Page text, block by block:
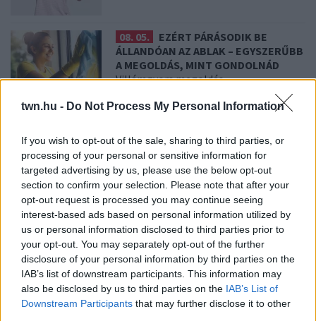
twn.hu - Do Not Process My Personal Information
If you wish to opt-out of the sale, sharing to third parties, or
processing of your personal or sensitive information for
targeted advertising by us, please use the below opt-out
section to confirm your selection. Please note that after your
opt-out request is processed you may continue seeing
interest-based ads based on personal information utilized by
us or personal information disclosed to third parties prior to
your opt-out. You may separately opt-out of the further
disclosure of your personal information by third parties on the
IAB’s list of downstream participants. This information may
also be disclosed by us to third parties on the IAB’s List of
Downstream Participants that may further disclose it to other
08. 05.
EZÉRT PÁRÁSODIK BE
ÁLLANDÓAN AZ ABLAK – EGYSZERŰBB
A MEGOLDÁS, MINT GONDOLNÁD
Villámgyors megoldás
SZÓDABIKARBÓNÁVAL: EZZEL LESZ
ÚJRA CSILLOGÓ A VÍZKÖVES CSAP
A legjobb trükk
08. 03.
HA MINDIG EZT A MONDATOT HASZNÁLOD, AZ
RENDKÍVÜL MAGAS ÉRZELMI INTELLIGENCIÁRA UTALHAT
Te szoktad?
08. 02.
SOKAN ROSSZUL TÁROLJÁK A GYÓGYSZEREIKET –
EMIATT CSÖKKENHET A HATÁSUK
Érdemes odafigyelni rá